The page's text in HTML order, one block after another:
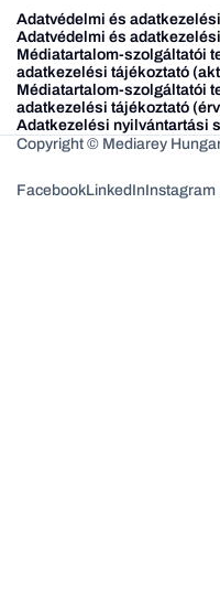
Adatvédelmi és
Adatvédelmi és
Médiatartalom-szolgáltatói
adatkezelési tájékoztató
Médiatartalom-szolgáltatói
adatkezelési tájékoztató
Adatkezelési nyilvántartási
Copyright © Mediarey
FacebookLinkedInInstagram